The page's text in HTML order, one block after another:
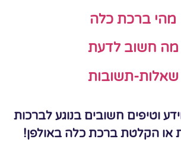
מהי ברכת כלה
מה חשוב לדעת
שאלות-תשובות
וטיפים חשובים בנוגע לברכות
או הקלטת ברכת כלה באולפן!